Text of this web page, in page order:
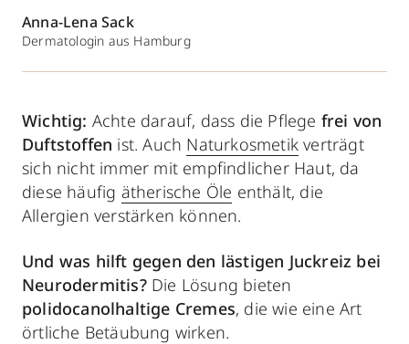
Anna-Lena Sack
Dermatologin aus Hamburg
Wichtig: Achte darauf, dass die Pflege frei von
Duftstoffen ist. Auch Naturkosmetik verträgt
sich nicht immer mit empfindlicher Haut, da
diese häufig ätherische Öle enthält, die
Allergien verstärken können.
Und was hilft gegen den lästigen Juckreiz bei
Neurodermitis?Die Lösung bieten
polidocanolhaltige Cremes, die wie eine Art
örtliche Betäubung wirken.